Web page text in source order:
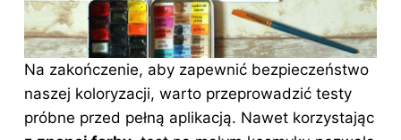
Na zakończenie, aby zapewnić bezpieczeństwo
naszej koloryzacji, warto przeprowadzić testy
próbne przed pełną aplikacją. Nawet korzystając